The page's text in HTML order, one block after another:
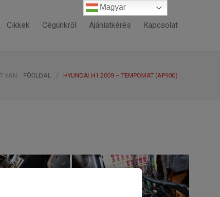
Cikkek Cégünkről Ajánlatkérés Kapcsolat
VAN: FŐOLDAL / HYUNDAI H1 2009 – TEMPOMAT (AP900)
Magyar